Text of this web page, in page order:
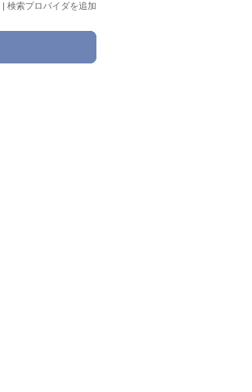
| 検索プロバイダを追加